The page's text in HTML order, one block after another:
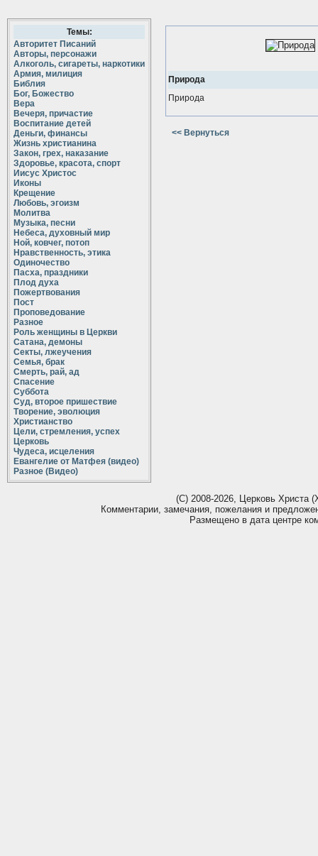
Темы:
Авторитет Писаний
Авторы, персонажи
Алкоголь, сигареты, наркотики
Армия, милиция
Библия
Бог, Божество
Вера
Вечеря, причастие
Воспитание детей
Деньги, финансы
Жизнь христианина
Закон, грех, наказание
Здоровье, красота, спорт
Иисус Христос
Иконы
Крещение
Любовь, эгоизм
Молитва
Музыка, песни
Небеса, духовный мир
Ной, ковчег, потоп
Нравственность, этика
Одиночество
Пасха, праздники
Плод духа
Пожертвования
Пост
Проповедование
Разное
Роль женщины в Церкви
Сатана, демоны
Секты, лжеучения
Семья, брак
Смерть, рай, ад
Спасение
Суббота
Суд, второе пришествие
Творение, эволюция
Христианство
Цели, стремления, успех
Церковь
Чудеса, исцеления
Евангелие от Матфея (видео)
Разное (Видео)
Природа
Природа
<< Вернуться
(С) 2008-2026, Церковь Христа
Комментарии, замечания, пожелания и
Размещено в дата центре